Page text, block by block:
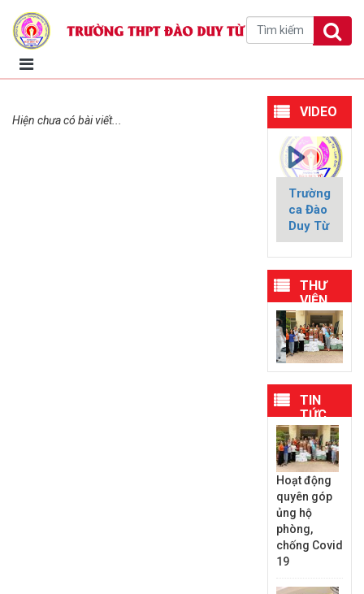
Hiện chưa có bài viết...
VIDEO
Trường
ca Đào
Duy Từ
THƯ
VIỆN
HÌNH
ẢNH
TIN
TỨC
MỚI
NHẤT
Hoạt động
quyên góp
ủng hộ
phòng,
chống Covid
19